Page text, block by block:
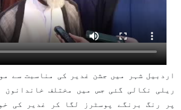
اردبیل شہر میں جشن غدیر کی مناسبت سے
ریلی نکالی گئی جس میں مختلف خاندانون
پر رنگ برنگے پوسٹرز لگا کر غدیر کی